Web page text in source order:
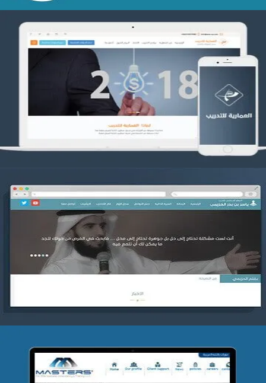
تصميم العمارية للتدريب
التفاصيل
موقع ياسر بن بدر الحزيمي
التفاصيل